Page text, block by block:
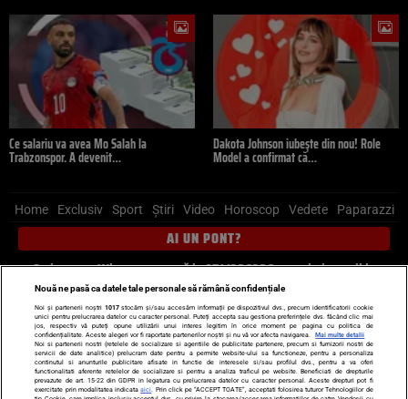
Ce salariu va avea Mo Salah la
Trabzonspor. A devenit…
Dakota Johnson iubește din nou! Role
Model a confirmat că…
Home Exclusiv Sport Știri Video Horoscop Vedete Paparazzi
AI UN PONT?
Scrie-ne pe Whatsapp, sună la 0741226226 sau trimite mail la
pont@cancan.ro
Știri interne Știri externe
Politică
Ultimele stiri
Diete Insula Iubirii Dictionar de vise
LIFE STYLE
Horoscop
Nouă ne pasă ca datele tale personale să rămână confidențiale
Noi și partenerii noștri 1017stocăm și/sau accesăm informații pe dispozitivul dvs., precum identificatorii cookie
unici pentru prelucrarea datelor cu caracter personal. Puteți accepta sau gestiona preferințele dvs. făcând clic mai
jos, respectiv vă puteți opune utilizării unui interes legitim în orice moment pe pagina cu politica de
confidențialitate. Aceste alegeri vor fi raportate partenerilor noștri și nu vă vor afecta navigarea.
Mai multe detalii
Noi si partenerii nostri (retelele de socializare si agentiile de publicitate partenere, precum si furnizorii nostri de
servicii de date analitice) prelucram date pentru a permite website-ului sa functioneze, pentru a personaliza
continutul si anunturile publicitare afisate in functie de interesele si/sau profilul dvs., pentru a va oferi
functionalitati aferente retelelor de socializare si pentru a analiza traficul pe website. Beneficiati de drepturile
prevazute de art. 15-22 din GDPR in legatura cu prelucrarea datelor cu caracter personal. Aceste drepturi pot fi
exercitate prin modalitatea indicataaici . Prin click pe “ACCEPT TOATE”, acceptati folosirea tuturor Tehnologiilor de